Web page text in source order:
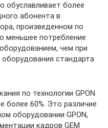
обуславливает более
абонента в
произведенном по
меньшее потребление
чем при
стандарта
по технологии GPON
более 60%. Это различие
оборудовании GPON,
кадров GEM